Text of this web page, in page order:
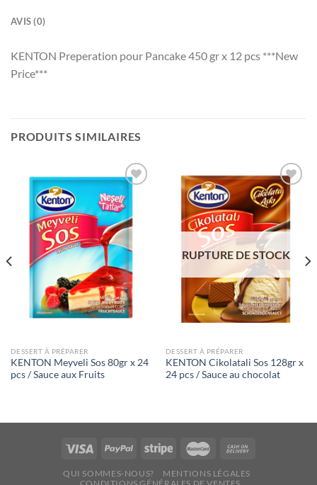
AVIS (0)
KENTON Preperation pour Pancake 450 gr x 12 pcs ***New
Price***
PRODUITS SIMILAIRES
Ajouter
à la liste
de
souhaits
DESSERT À PRÉPARER
KENTON Meyveli Sos 80gr x 24
pcs / Sauce aux Fruits
Ajouter
à la liste
de
souhaits
RUPTURE DE STOCK
DESSERT À PRÉPARER
KENTON Cikolatali Sos 128gr x
24 pcs / Sauce au chocolat
QUI SOMMES-NOUS?
MENTIONS LÉGALES